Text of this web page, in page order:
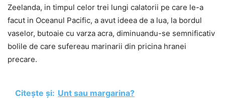
Zeelanda, in timpul celor trei lungi calatorii pe care le-a
facut in Oceanul Pacific, a avut ideea de a lua, la bordul
vaselor, butoaie cu varza acra, diminuandu-se semnificativ
bolile de care sufereau marinarii din pricina hranei
precare.
Citește și: Unt sau margarina?